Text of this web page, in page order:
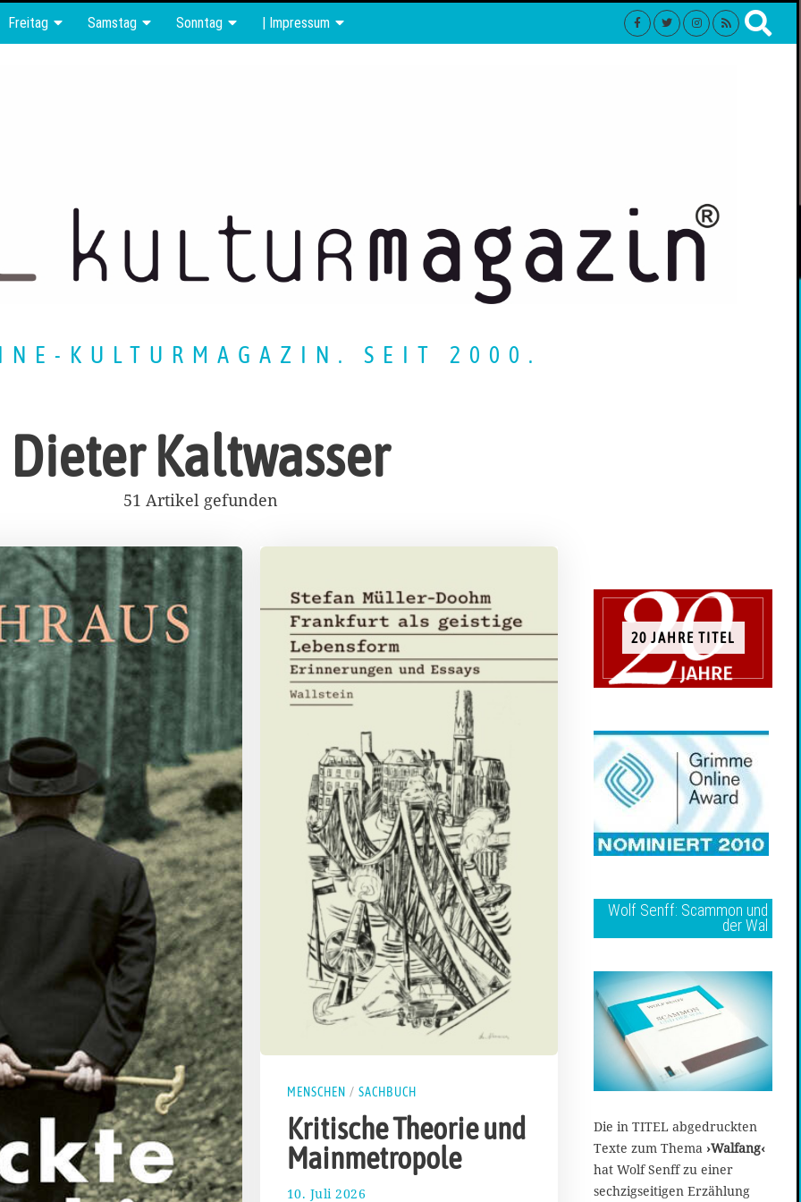
Freitag Samstag Sonntag | Impressum
KULTURMAGAZIN. SEIT 2000.
Dieter Kaltwasser
51 Artikel gefunden
MENSCHEN / SACHBUCH
Kritische Theorie und
Mainmetropole
10. Juli 2026
20 JAHRE TITEL
Wolf Senff: Scammon und
der Wal
Die in TITEL abgedruckten
Texte zum Thema ›Walfang‹
hat Wolf Senff zu einer
sechzigseitigen Erzählung